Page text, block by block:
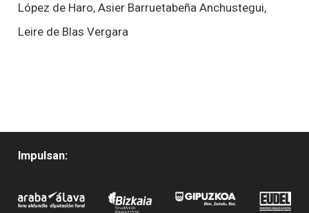
López de Haro, Asier Barruetabeña Anchustegui,
Leire de Blas Vergara
Impulsan: